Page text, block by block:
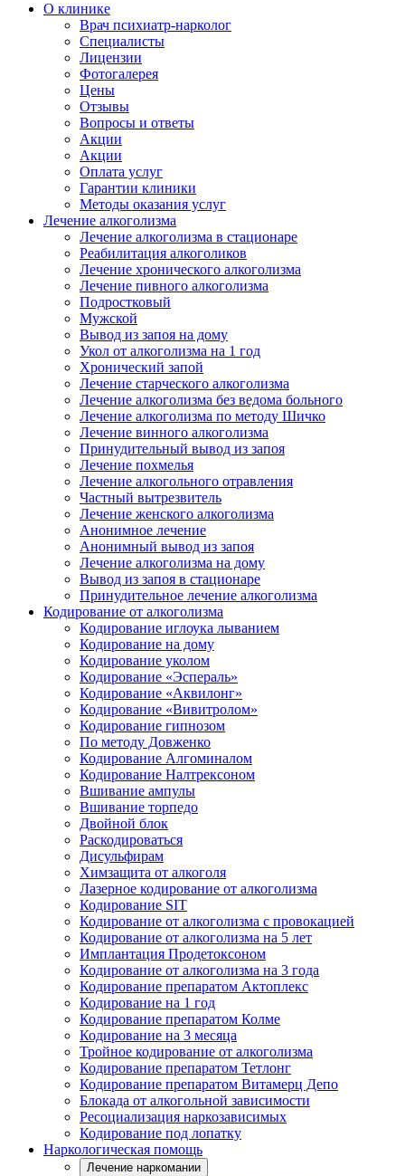
О клинике
Врач психиатр-нарколог
Специалисты
Лицензии
Фотогалерея
Цены
Отзывы
Вопросы и ответы
Акции
Акции
Оплата услуг
Гарантии клиники
Методы оказания услуг
Лечение алкоголизма
Лечение алкоголизма в стационаре
Реабилитация алкоголиков
Лечение хронического алкоголизма
Лечение пивного алкоголизма
Подростковый
Мужской
Вывод из запоя на дому
Укол от алкоголизма на 1 год
Хронический запой
Лечение старческого алкоголизма
Лечение алкоголизма без ведома больного
Лечение алкоголизма по методу Шичко
Лечение винного алкоголизма
Принудительный вывод из запоя
Лечение похмелья
Лечение алкогольного отравления
Частный вытрезвитель
Лечение женского алкоголизма
Анонимное лечение
Анонимный вывод из запоя
Лечение алкоголизма на дому
Вывод из запоя в стационаре
Принудительное лечение алкоголизма
Кодирование от алкоголизма
Кодирование иглоука лыванием
Кодирование на дому
Кодирование уколом
Кодирование «Эспераль»
Кодирование «Аквилонг»
Кодирование «Вивитролом»
Кодирование гипнозом
По методу Довженко
Кодирование Алгоминалом
Кодирование Налтрексоном
Вшивание ампулы
Вшивание торпедо
Двойной блок
Раскодироваться
Дисульфирам
Химзащита от алкоголя
Лазерное кодирование от алкоголизма
Кодирование SIT
Кодирование от алкоголизма с провокацией
Кодирование от алкоголизма на 5 лет
Имплантация Продетоксоном
Кодирование от алкоголизма на 3 года
Кодирование препаратом Актоплекс
Кодирование на 1 год
Кодирование препаратом Колме
Кодирование на 3 месяца
Тройное кодирование от алкоголизма
Кодирование препаратом Тетлонг
Кодирование препаратом Витамерц Депо
Блокада от алкогольной зависимости
Ресоциализация наркозависимых
Кодирование под лопатку
Наркологическая помощь
Лечение наркомании